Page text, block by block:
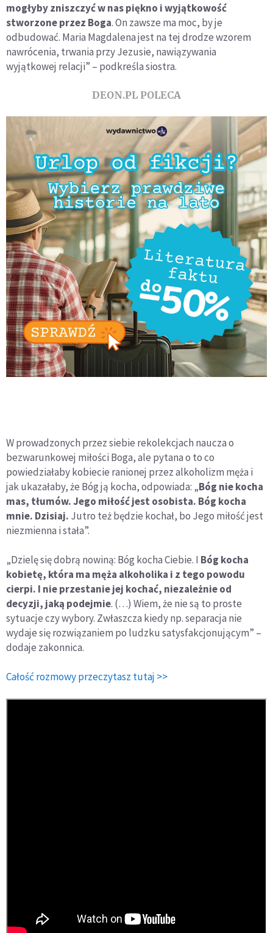
mogłyby zniszczyć w nas piękno i wyjątkowość
stworzone przez Boga. On zawsze ma moc, by je
odbudować. Maria Magdalena jest na tej drodze wzorem
nawrócenia, trwania przy Jezusie, nawiązywania
wyjątkowej relacji” – podkreśla siostra.
DEON.PL POLECA
W prowadzonych przez siebie rekolekcjach naucza o
bezwarunkowej miłości Boga, ale pytana o to co
powiedziałaby kobiecie ranionej przez alkoholizm męża i
jak ukazałaby, że Bóg ją kocha, odpowiada: „Bóg nie kocha
mas, tłumów. Jego miłość jest osobista. Bóg kocha
mnie. Dzisiaj. Jutro też będzie kochał, bo Jego miłość jest
niezmienna i stała”.
„Dzielę się dobrą nowiną: Bóg kocha Ciebie. I Bóg kocha
kobietę, która ma męża alkoholika i z tego powodu
cierpi. I nie przestanie jej kochać, niezależnie od
decyzji, jaką podejmie. (…) Wiem, że nie są to proste
sytuacje czy wybory. Zwłaszcza kiedy np. separacja nie
wydaje się rozwiązaniem po ludzku satysfakcjonującym” –
dodaje zakonnica.
Całość rozmowy przeczytasz tutaj >>